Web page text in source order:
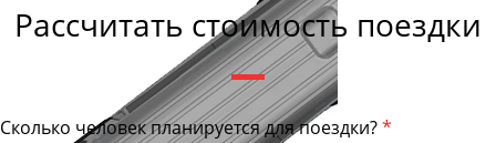
Рассчитать стоимость поездки
Сколько человек планируется для поездки?